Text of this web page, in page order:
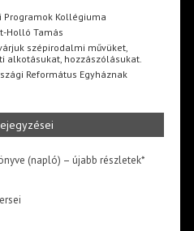
Programok Kollégiuma
Holló Tamás
szépirodalmi művüket,
alkotásukat, hozzászólásukat.
Református Egyháznak
(napló) – újabb részletek*